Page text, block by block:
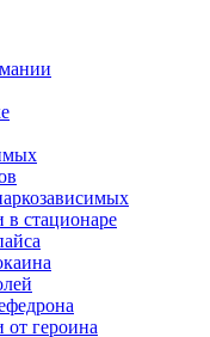
в стационаре
от героина